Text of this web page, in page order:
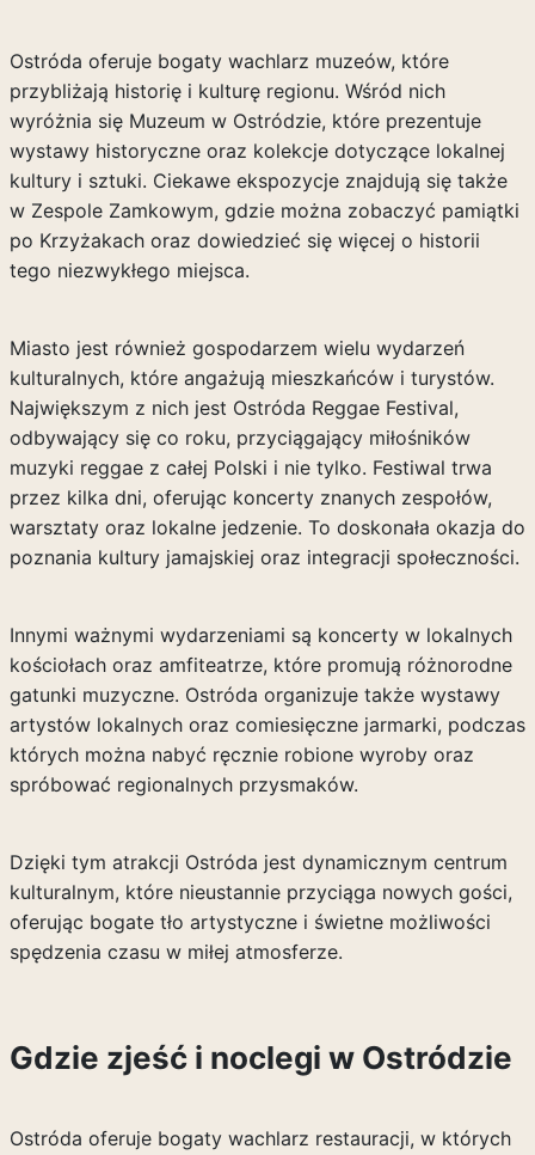
Ostróda oferuje bogaty wachlarz muzeów, które
przybliżają historię i kulturę regionu. Wśród nich
wyróżnia się Muzeum w Ostródzie, które prezentuje
wystawy historyczne oraz kolekcje dotyczące lokalnej
kultury i sztuki. Ciekawe ekspozycje znajdują się także
w Zespole Zamkowym, gdzie można zobaczyć pamiątki
po Krzyżakach oraz dowiedzieć się więcej o historii
tego niezwykłego miejsca.
Miasto jest również gospodarzem wielu wydarzeń
kulturalnych, które angażują mieszkańców i turystów.
Największym z nich jest Ostróda Reggae Festival,
odbywający się co roku, przyciągający miłośników
muzyki reggae z całej Polski i nie tylko. Festiwal trwa
przez kilka dni, oferując koncerty znanych zespołów,
warsztaty oraz lokalne jedzenie. To doskonała okazja do
poznania kultury jamajskiej oraz integracji społeczności.
Innymi ważnymi wydarzeniami są koncerty w lokalnych
kościołach oraz amfiteatrze, które promują różnorodne
gatunki muzyczne. Ostróda organizuje także wystawy
artystów lokalnych oraz comiesięczne jarmarki, podczas
których można nabyć ręcznie robione wyroby oraz
spróbować regionalnych przysmaków.
Dzięki tym atrakcji Ostróda jest dynamicznym centrum
kulturalnym, które nieustannie przyciąga nowych gości,
oferując bogate tło artystyczne i świetne możliwości
spędzenia czasu w miłej atmosferze.
Gdzie zjeść i noclegi w Ostródzie
Ostróda oferuje bogaty wachlarz restauracji, w których